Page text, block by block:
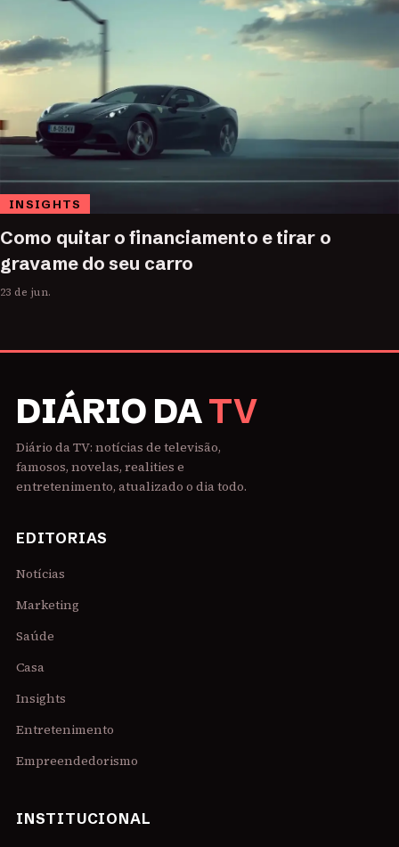
INSIGHTS
Como quitar o financiamento e tirar o
gravame do seu carro
23 de jun.
DIÁRIO DATV
Diário da TV: notícias de televisão,
famosos, novelas, realities e
entretenimento, atualizado o dia todo.
EDITORIAS
Notícias
Marketing
Saúde
Casa
Insights
Entretenimento
Empreendedorismo
INSTITUCIONAL